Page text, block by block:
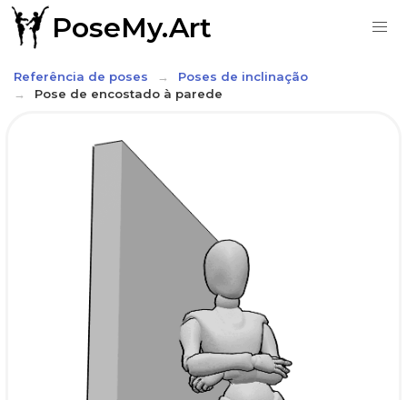
PoseMy.Art
Referência de poses
Poses de inclinação
Pose de encostado à parede